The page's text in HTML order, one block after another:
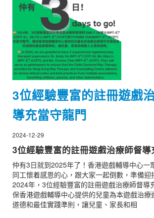
3位經驗豐富的註冊遊戲
導充當守龍門
2024-12-29
3位經驗豐富的註冊遊戲治療師督導
仲有3日就到2025年了！香港遊戲輔導中心一
同工懷着感恩的心，跟大家一起倒數，準備迎
2024年，3位經驗豐富的註冊遊戲治療師督導
保香港遊戲輔導中心提供的兒童為本遊戲治療
道德和最佳實踐準則，讓兒童、家長和相